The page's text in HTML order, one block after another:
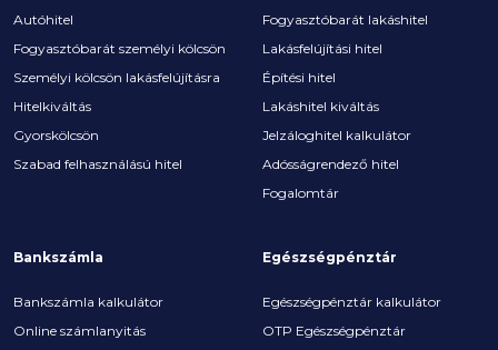
Autóhitel
Fogyasztóbarát személyi kölcsön
Személyi kölcsön lakásfelújításra
Hitelkiváltás
Gyorskölcsön
Szabad felhasználású hitel
Fogyasztóbarát lakáshitel
Lakásfelújítási hitel
Építési hitel
Lakáshitel kiváltás
Jelzáloghitel kalkulátor
Adósságrendező hitel
Fogalomtár
Bankszámla
Bankszámla kalkulátor
Online számlanyitás
Egészségpénztár
Egészségpénztár kalkulátor
OTP Egészségpénztár